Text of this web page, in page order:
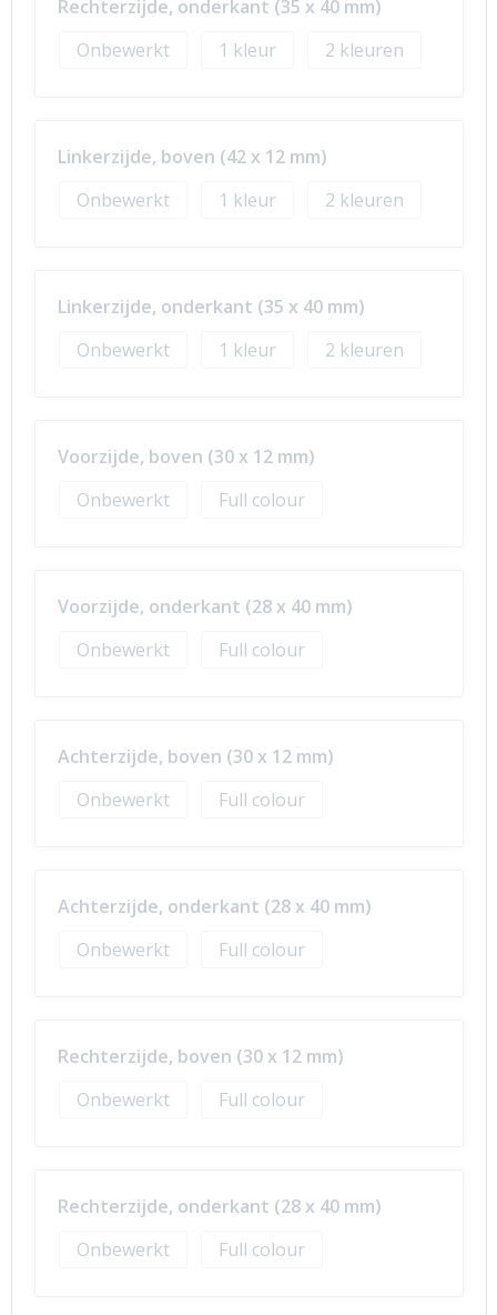
Rechterzijde, onderkant (35 x 40 mm)
Onbewerkt
1 2
Linkerzijde, boven (42 x 12 mm)
Onbewerkt
1 2
Linkerzijde, onderkant (35 x 40 mm)
Onbewerkt
1 2
Voorzijde, boven (30 x 12 mm)
Onbewerkt
Full colour
Voorzijde, onderkant (28 x 40 mm)
Onbewerkt
Full colour
Achterzijde, boven (30 x 12 mm)
Onbewerkt
Full colour
Achterzijde, onderkant (28 x 40 mm)
Onbewerkt
Full colour
Rechterzijde, boven (30 x 12 mm)
Onbewerkt
Full colour
Rechterzijde, onderkant (28 x 40 mm)
Onbewerkt
Full colour